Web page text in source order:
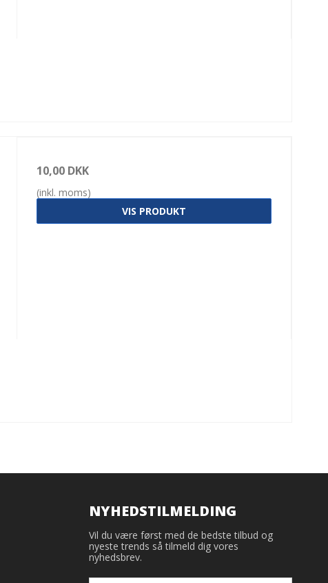
10,00 DKK
(inkl. moms)
VIS PRODUKT
NYHEDSTILMELDING
Vil du være først med de bedste tilbud og
nyeste trends så tilmeld dig vores
nyhedsbrev.